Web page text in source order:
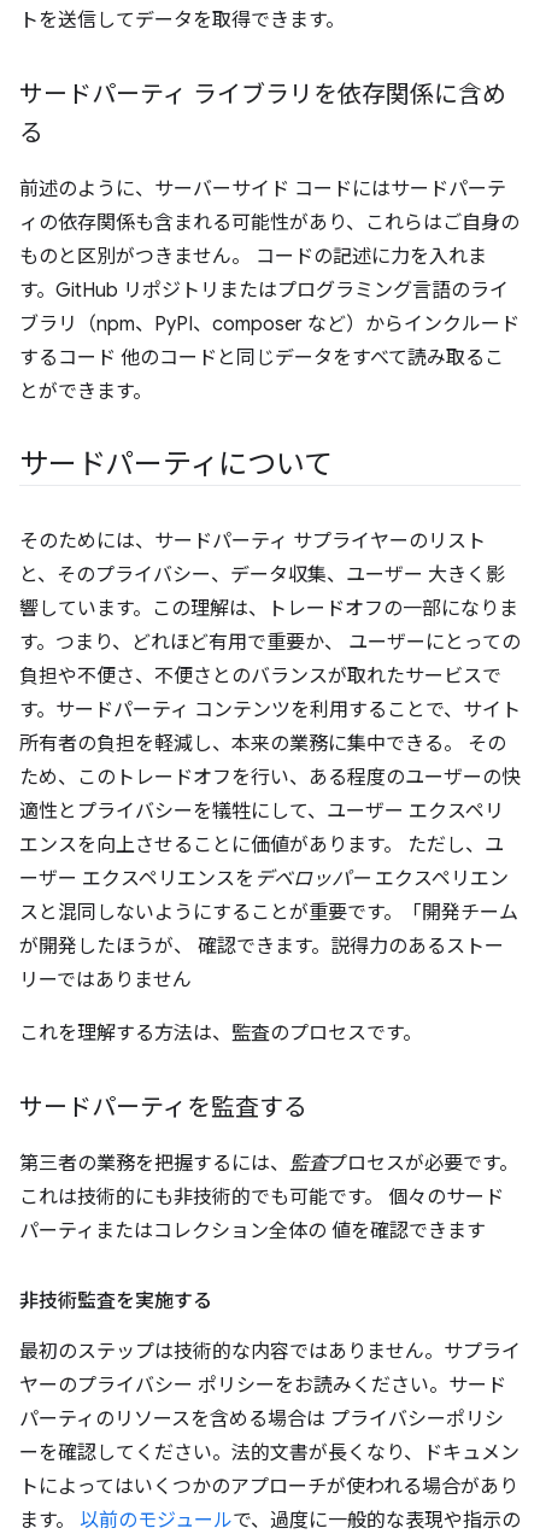
トを送信してデータを取得できます。
サードパーティ ライブラリを依存関係に含め
る
前述のように、サーバーサイド コードにはサードパーテ
ィの依存関係も含まれる可能性があり、これらはご自身の
ものと区別がつきません。 コードの記述に力を入れま
す。GitHub リポジトリまたはプログラミング言語のライ
ブラリ（npm、PyPI、composer など）からインクルード
するコード 他のコードと同じデータをすべて読み取るこ
とができます。
サードパーティについて
そのためには、サードパーティ サプライヤーのリスト
と、そのプライバシー、データ収集、ユーザー 大きく影
響しています。この理解は、トレードオフの一部になりま
す。つまり、どれほど有用で重要か、 ユーザーにとっての
負担や不便さ、不便さとのバランスが取れたサービスで
す。サードパーティ コンテンツを利用することで、サイト
所有者の負担を軽減し、本来の業務に集中できる。 その
ため、このトレードオフを行い、ある程度のユーザーの快
適性とプライバシーを犠牲にして、ユーザー エクスペリ
エンスを向上させることに価値があります。 ただし、ユ
ーザー エクスペリエンスを デベロッパー エクスペリエン
スと混同しないようにすることが重要です。「開発チーム
が開発したほうが、 確認できます。説得力のあるストー
リーではありません
これを理解する方法は、監査のプロセスです。
サードパーティを監査する
第三者の業務を把握するには、 監査プロセスが必要です。
これは技術的にも非技術的でも可能です。 個々のサード
パーティまたはコレクション全体の 値を確認できます
非技術監査を実施する
最初のステップは技術的な内容ではありません。サプライ
ヤーのプライバシー ポリシーをお読みください。サード
パーティのリソースを含める場合は プライバシーポリシ
ーを確認してください。法的文書が長くなり、ドキュメン
トによってはいくつかのアプローチが使われる場合があり
ます。 以前のモジュールで、過度に一般的な表現や指示の